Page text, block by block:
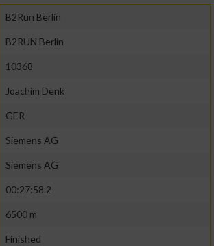
B2Run Berlin
B2RUN Berlin
10368
Joachim Denk
GER
Siemens AG
Siemens AG
00:27:58.2
6500 m
Finished